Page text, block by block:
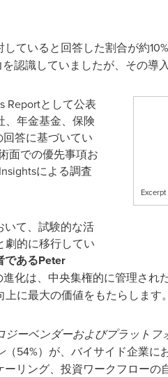
ていると回答した割合が約
認識していましたが、その導
Reportとして公表
、年金基金、保険
答に基づいてい
面での優先事項お
による調査
いて、試験的な活
劇的に移行してい
であるPeter
化は、中央集権的に管理さ
に最大の価値をもたらします
ジーベンダーおよびプラットフ
（54%）が、バイサイド企業に
リング、投資ワークフロー